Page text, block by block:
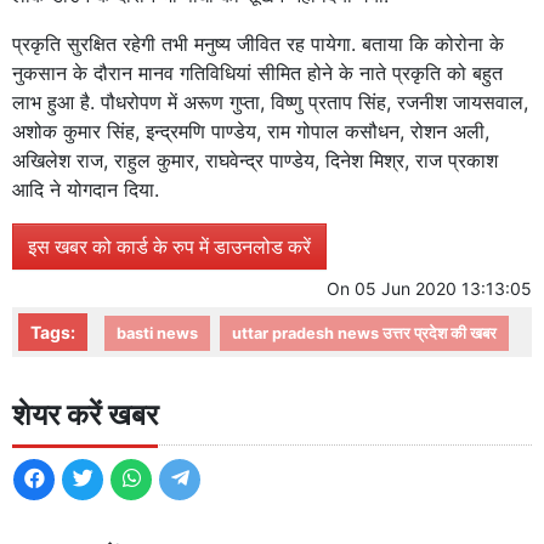
प्रकृति सुरक्षित रहेगी तभी मनुष्य जीवित रह पायेगा. बताया कि कोरोना के
नुकसान के दौरान मानव गतिविधियां सीमित होने के नाते प्रकृति को बहुत
लाभ हुआ है. पौधरोपण में अरूण गुप्ता, विष्णु प्रताप सिंह, रजनीश जायसवाल,
अशोक कुमार सिंह, इन्द्रमणि पाण्डेय, राम गोपाल कसौधन, रोशन अली,
अखिलेश राज, राहुल कुमार, राघवेन्द्र पाण्डेय, दिनेश मिश्र, राज प्रकाश
आदि ने योगदान दिया.
इस खबर को कार्ड के रुप में डाउनलोड करें
On 05 Jun 2020 13:13:05
Tags: basti news uttar pradesh news उत्तर प्रदेश की खबर
शेयर करें खबर